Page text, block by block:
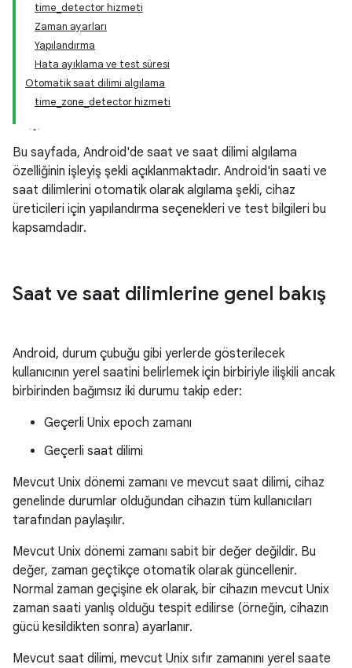
time_detector hizmeti
Zaman ayarları
Yapılandırma
Hata ayıklama ve test süresi
Otomatik saat dilimi algılama
time_zone_detector hizmeti
Bu sayfada, Android'de saat ve saat dilimi algılama
özelliğinin işleyiş şekli açıklanmaktadır. Android'in saati ve
saat dilimlerini otomatik olarak algılama şekli, cihaz
üreticileri için yapılandırma seçenekleri ve test bilgileri bu
kapsamdadır.
Saat ve saat dilimlerine genel bakış
Android, durum çubuğu gibi yerlerde gösterilecek
kullanıcının yerel saatini belirlemek için birbiriyle ilişkili ancak
birbirinden bağımsız iki durumu takip eder:
Geçerli Unix epoch zamanı
Geçerli saat dilimi
Mevcut Unix dönemi zamanı ve mevcut saat dilimi, cihaz
genelinde durumlar olduğundan cihazın tüm kullanıcıları
tarafından paylaşılır.
Mevcut Unix dönemi zamanı sabit bir değer değildir. Bu
değer, zaman geçtikçe otomatik olarak güncellenir.
Normal zaman geçişine ek olarak, bir cihazın mevcut Unix
zaman saati yanlış olduğu tespit edilirse (örneğin, cihazın
gücü kesildikten sonra) ayarlanır.
Mevcut saat dilimi, mevcut Unix sıfır zamanını yerel saate